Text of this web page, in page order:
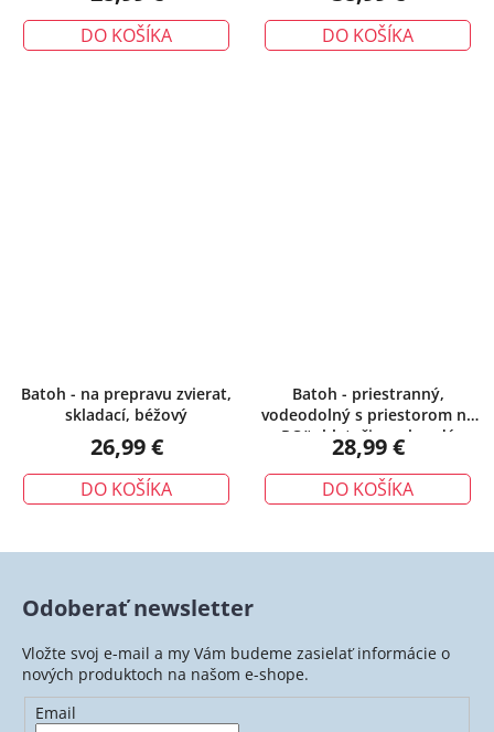
DO KOŠÍKA DO KOŠÍKA
Batoh - na prepravu zvierat,
skladací, béžový
26,99 €
DO KOŠÍKA
Batoh - priestranný,
vodeodolný s priestorom na
PC/tablet, čiernohnedý
28,99 €
DO KOŠÍKA
Odoberať newsletter
Vložte svoj e-mail a my Vám budeme zasielať informácie o
nových produktoch na našom e-shope.
Email